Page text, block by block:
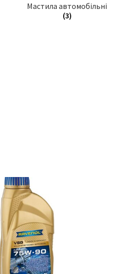
Мастила автомобільні
(3)